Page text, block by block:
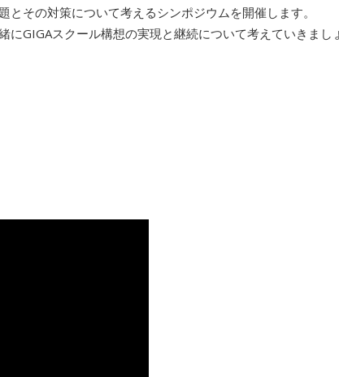
その対策について考えるシンポジウムを開催します。
GIGAスクール構想の実現と継続について考えていきまし